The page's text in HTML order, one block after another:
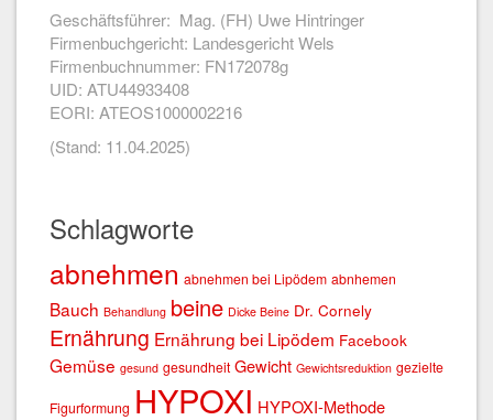
Geschäftsführer: Mag. (FH) Uwe Hintringer
Firmenbuchgericht: Landesgericht Wels
Firmenbuchnummer: FN172078g
UID: ATU44933408
EORI: ATEOS1000002216
(Stand: 11.04.2025)
Schlagworte
abnehmen abnehmen bei Lipödem abnhemen
Bauch Behandlung beine Dicke Beine Dr. Cornely
Ernährung Ernährung bei Lipödem Facebook
Gemüse gesund gesundheit Gewicht Gewichtsreduktion gezielte
Figurformung HYPOXI HYPOXI-Methode